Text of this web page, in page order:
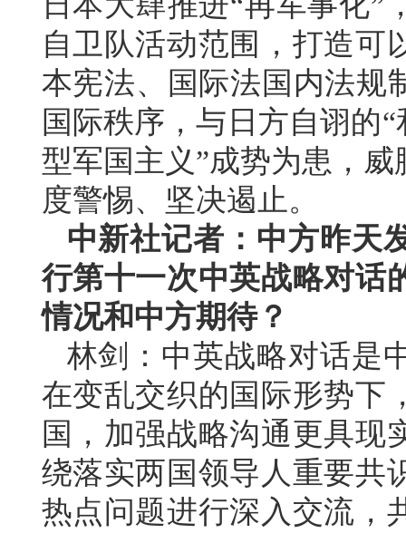
自卫队活动范围，打造可
本宪法、国际法国内法规
国际秩序，与日方自诩的
型军国主义”成势为患，
度警惕、坚决遏止。
中新社记者：中方昨天
行第十一次中英战略对话
情况和中方期待？
林剑：中英战略对话是
在变乱交织的国际形势下
国，加强战略沟通更具现
绕落实两国领导人重要共
热点问题进行深入交流，